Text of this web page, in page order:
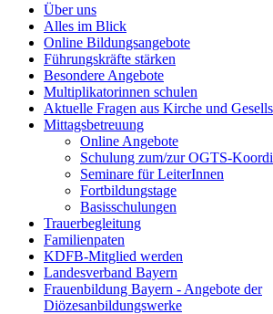
Über uns
Alles im Blick
Online Bildungsangebote
Führungskräfte stärken
Besondere Angebote
Multiplikatorinnen schulen
Aktuelle Fragen aus Kirche und
Mittagsbetreuung
Online Angebote
Schulung zum/zur OGTS-
Seminare für LeiterInnen
Fortbildungstage
Basisschulungen
Trauerbegleitung
Familienpaten
KDFB-Mitglied werden
Landesverband Bayern
Frauenbildung Bayern - Angebote der
Diözesanbildungswerke